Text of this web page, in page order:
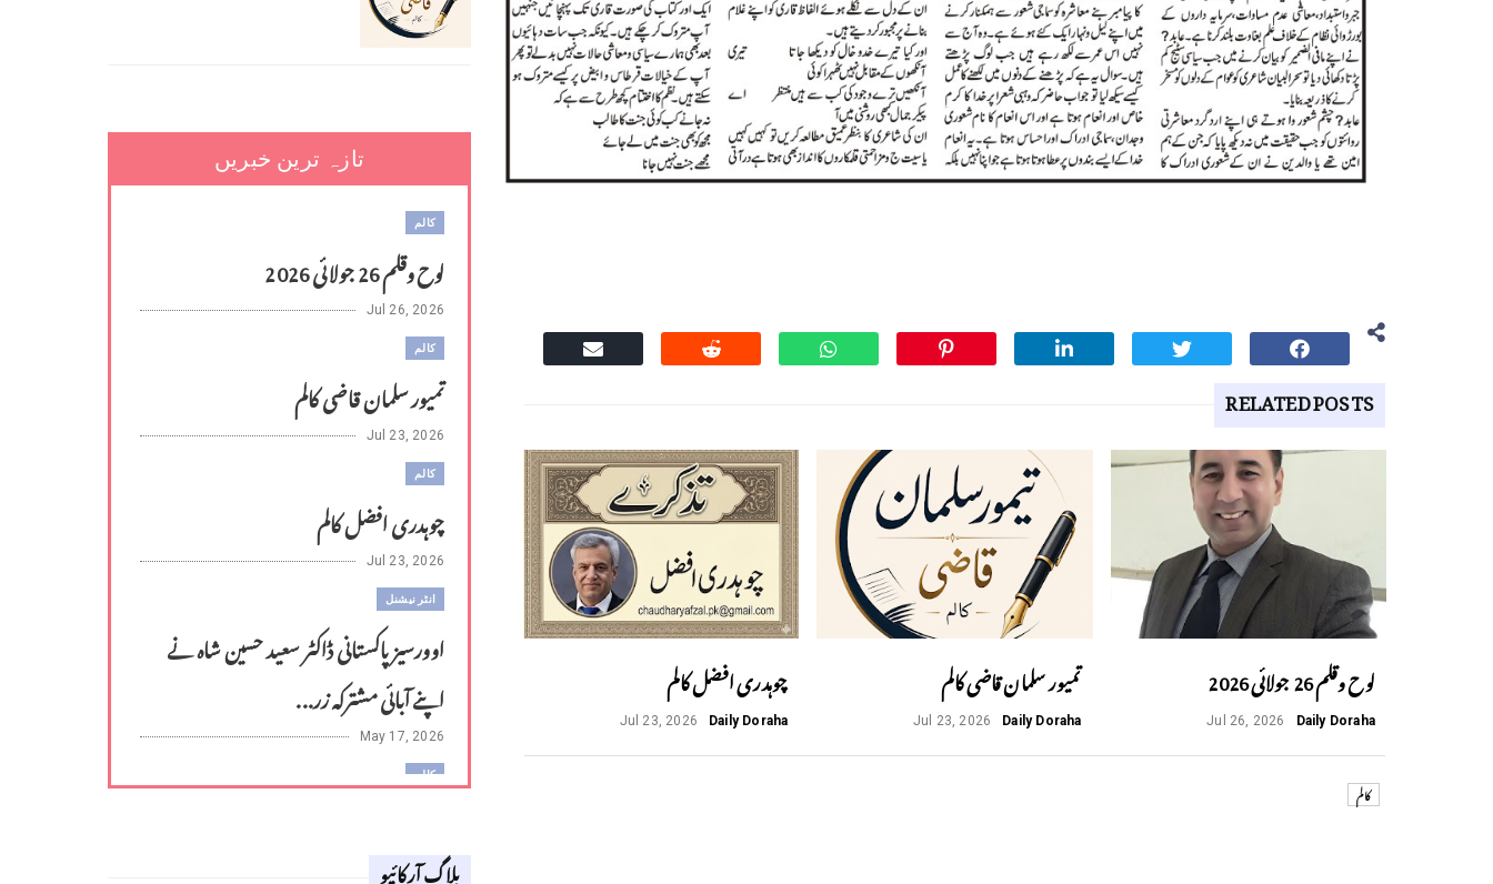
RELATED POSTS
لوح وقلم 26 جولائی 2026
Daily Doraha
Jul 26, 2026
تمیور سلمان قاضی کالم
Daily Doraha
Jul 23, 2026
چوہدری افضل کالم
Daily Doraha
Jul 23, 2026
کالم
تازہ ترین خبریں
کالم
لوح وقلم 26 جولائی 2026
Jul 26, 2026
کالم
تمیور سلمان قاضی کالم
Jul 23, 2026
کالم
چوہدری افضل کالم
Jul 23, 2026
انٹر نیشنل
اوورسیز پاکستانی ڈاکٹر سعید حسین شاہ نے
اپنے آبائی مشترکہ زر...
May 17, 2026
کالم
Apr 18, 2026
بلاگ آرکائیو